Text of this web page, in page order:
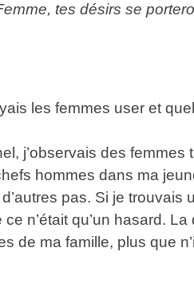
tes désirs se
les femmes user et
j’observais des
hommes dans ma
pas. Si je trouvais
n’était qu’un hasard.
de ma famille, plus que